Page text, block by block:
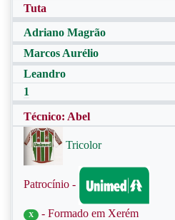
Tuta
Adriano Magrão
Marcos Aurélio
Leandro
1
Técnico: Abel
Tricolor
Patrocínio -
X - Formado em Xerém